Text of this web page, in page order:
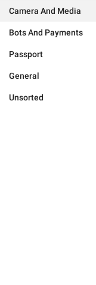
Camera And Media
Bots And Payments
Passport
General
Unsorted